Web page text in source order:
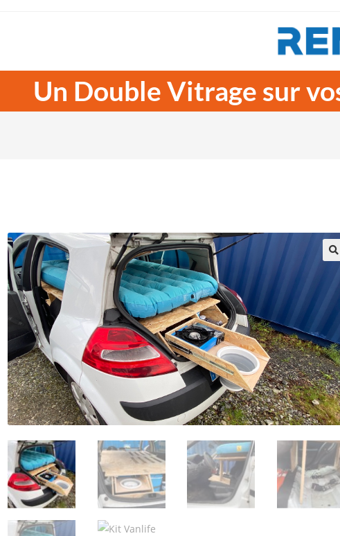
Un Double Vitrage sur